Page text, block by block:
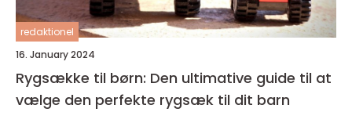
redaktionel
16. January 2024
Rygsække til børn: Den ultimative guide til at
vælge den perfekte rygsæk til dit barn